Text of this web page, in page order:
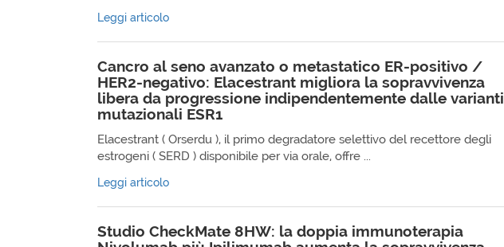
Leggi articolo
Cancro al seno avanzato o metastatico ER-positivo /
HER2-negativo: Elacestrant migliora la sopravvivenza
libera da progressione indipendentemente dalle varianti
mutazionali ESR1
Elacestrant ( Orserdu ), il primo degradatore selettivo del recettore degli
estrogeni ( SERD ) disponibile per via orale, offre ...
Leggi articolo
Studio CheckMate 8HW: la doppia immunoterapia